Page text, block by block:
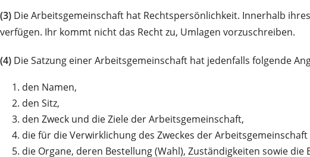
(3) Die Arbeitsgemeinschaft hat Rechtspersönlichkeit. Innerhalb
verfügen. Ihr kommt nicht das Recht zu, Umlagen vorzuschreiben.
(4) Die Satzung einer Arbeitsgemeinschaft hat jedenfalls folgende
1. den Namen,
2. den Sitz,
3. den Zweck und die Ziele der Arbeitsgemeinschaft,
4. die für die Verwirklichung des Zweckes der
5. die Organe, deren Bestellung (Wahl), Zuständigkeiten sowie